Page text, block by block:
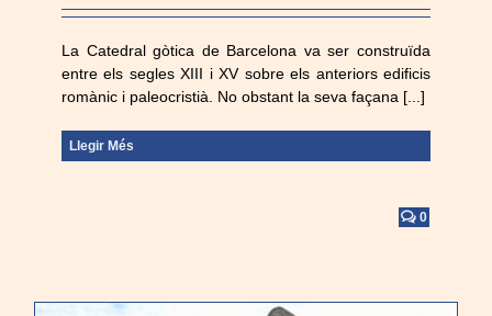
La Catedral gòtica de Barcelona va ser construïda
entre els segles XIII i XV sobre els anteriors edificis
romànic i paleocristià. No obstant la seva façana [...]
Llegir Més
0